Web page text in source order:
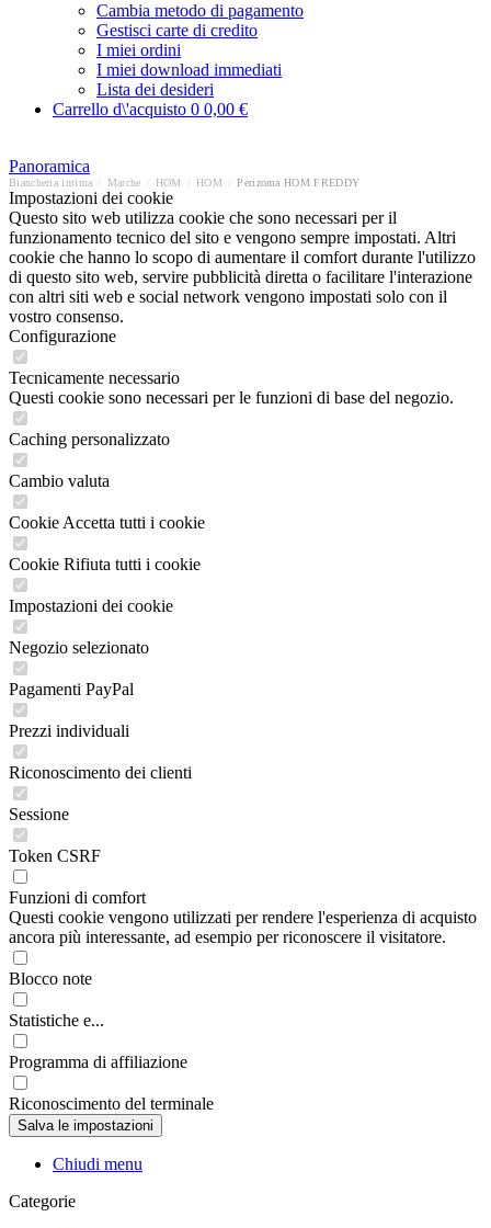
Cambia metodo di pagamento
Gestisci carte di credito
I miei ordini
I miei download immediati
Lista dei desideri
Carrello d\'acquisto 0 0,00 €
Panoramica
Biancheria intima Marche HOM HOM Perizoma HOM FREDDY
Impostazioni dei cookie
Questo sito web utilizza cookie che sono necessari per il
funzionamento tecnico del sito e vengono sempre impostati. Altri
cookie che hanno lo scopo di aumentare il comfort durante l'utilizzo
di questo sito web, servire pubblicità diretta o facilitare l'interazione
con altri siti web e social network vengono impostati solo con il
vostro consenso.
Configurazione
Tecnicamente necessario
Questi cookie sono necessari per le funzioni di base del negozio.
Caching personalizzato
Cambio valuta
Cookie Accetta tutti i cookie
Cookie Rifiuta tutti i cookie
Impostazioni dei cookie
Negozio selezionato
Pagamenti PayPal
Prezzi individuali
Riconoscimento dei clienti
Sessione
Token CSRF
Funzioni di comfort
Questi cookie vengono utilizzati per rendere l'esperienza di acquisto
ancora più interessante, ad esempio per riconoscere il visitatore.
Blocco note
Statistiche e...
Programma di affiliazione
Riconoscimento del terminale
Chiudi menu
Categorie